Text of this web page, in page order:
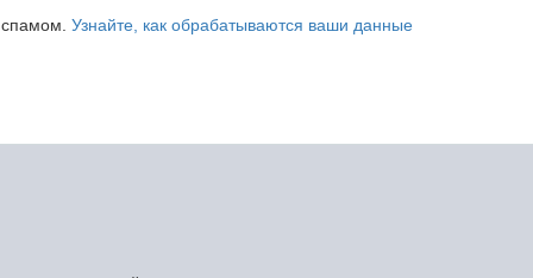
спамом.Узнайте, как обрабатываются ваши данные